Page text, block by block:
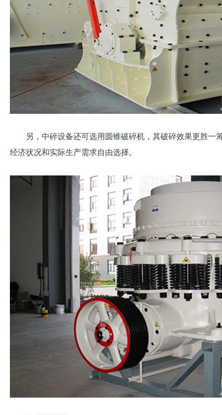
另，中碎设备还可选用 圆锥破碎机 ，其破碎效果更胜一
经济状况和实际生产需求自由选择。